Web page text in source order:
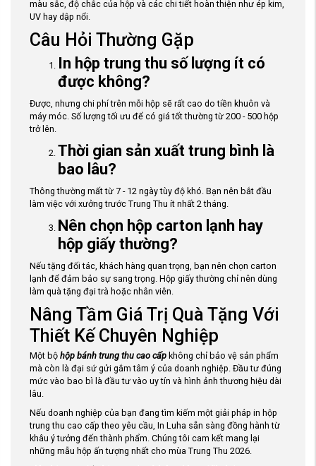
màu sắc, độ chắc của hộp và các chi tiết hoàn thiện như ép kim,
UV hay dập nổi.
Câu Hỏi Thường Gặp
In hộp trung thu số lượng ít có
được không?
Được, nhưng chi phí trên mỗi hộp sẽ rất cao do tiền khuôn và
máy móc. Số lượng tối ưu để có giá tốt thường từ 200 - 500 hộp
trở lên.
Thời gian sản xuất trung bình là
bao lâu?
Thông thường mất từ 7 - 12 ngày tùy độ khó. Bạn nên bắt đầu
làm việc với xưởng trước Trung Thu ít nhất 2 tháng.
Nên chọn hộp carton lạnh hay
hộp giấy thường?
Nếu tặng đối tác, khách hàng quan trọng, bạn nên chọn carton
lạnh để đảm bảo sự sang trọng. Hộp giấy thường chỉ nên dùng
làm quà tặng đại trà hoặc nhân viên.
Nâng Tầm Giá Trị Quà Tặng Với
Thiết Kế Chuyên Nghiệp
Một bộ hộp bánh trung thu cao cấp không chỉ bảo vệ sản phẩm
mà còn là đại sứ gửi gắm tâm ý của doanh nghiệp. Đầu tư đúng
mức vào bao bì là đầu tư vào uy tín và hình ảnh thương hiệu dài
lâu.
Nếu doanh nghiệp của bạn đang tìm kiếm một giải pháp in hộp
trung thu cao cấp theo yêu cầu, In Luha sẵn sàng đồng hành từ
khâu ý tưởng đến thành phẩm. Chúng tôi cam kết mang lại
những mẫu hộp ấn tượng nhất cho mùa Trung Thu 2026.